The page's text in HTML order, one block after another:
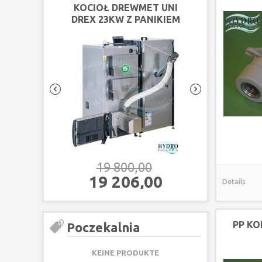
KOCIOŁ DREWMET UNI
DREX 23KW Z PANIKIEM
19 800,00
19 206,00
DREX 18KW
18
18
Poczekalnia
KEINE PRODUKTE
Details
PP